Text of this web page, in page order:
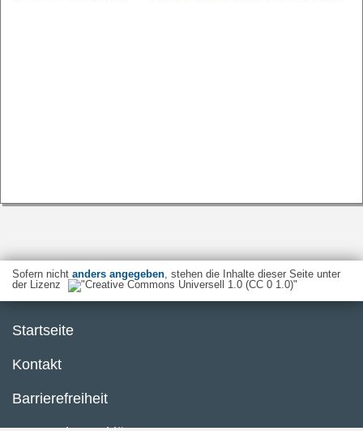
Sofern nicht anders angegeben, stehen die Inhalte dieser Seite unter
der Lizenz
Startseite
Kontakt
Barrierefreiheit